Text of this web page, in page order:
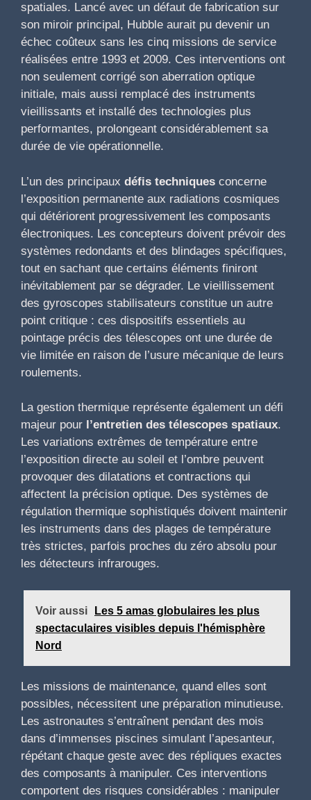
spatiales. Lancé avec un défaut de fabrication sur
son miroir principal, Hubble aurait pu devenir un
échec coûteux sans les cinq missions de service
réalisées entre 1993 et 2009. Ces interventions ont
non seulement corrigé son aberration optique
initiale, mais aussi remplacé des instruments
vieillissants et installé des technologies plus
performantes, prolongeant considérablement sa
durée de vie opérationnelle.
L’un des principaux défis techniques concerne
l’exposition permanente aux radiations cosmiques
qui détériorent progressivement les composants
électroniques. Les concepteurs doivent prévoir des
systèmes redondants et des blindages spécifiques,
tout en sachant que certains éléments finiront
inévitablement par se dégrader. Le vieillissement
des gyroscopes stabilisateurs constitue un autre
point critique : ces dispositifs essentiels au
pointage précis des télescopes ont une durée de
vie limitée en raison de l’usure mécanique de leurs
roulements.
La gestion thermique représente également un défi
majeur pour l’entretien des télescopes spatiaux.
Les variations extrêmes de température entre
l’exposition directe au soleil et l’ombre peuvent
provoquer des dilatations et contractions qui
affectent la précision optique. Des systèmes de
régulation thermique sophistiqués doivent maintenir
les instruments dans des plages de température
très strictes, parfois proches du zéro absolu pour
les détecteurs infrarouges.
Voir aussi
Les 5 amas globulaires les plus
spectaculaires visibles depuis l'hémisphère
Nord
Les missions de maintenance, quand elles sont
possibles, nécessitent une préparation minutieuse.
Les astronautes s’entraînent pendant des mois
dans d’immenses piscines simulant l’apesanteur,
répétant chaque geste avec des répliques exactes
des composants à manipuler. Ces interventions
comportent des risques considérables : manipuler